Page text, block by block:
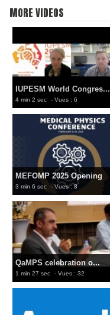
MORE VIDEOS
IUPESM World Congres...
4 min 2 sec - Vues : 6
MEFOMP 2025 Opening
3 min 6 sec - Vues : 8
QaMPS celebration o...
1 min 27 sec - Vues : 32